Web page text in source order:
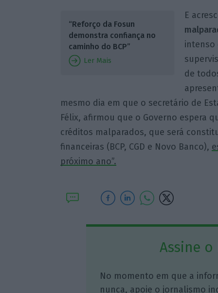
“Reforço da Fosun
demonstra confiança no
caminho do BCP”
Ler Mais
E
intenso
de
mesmo dia em que o secretário de
Félix, afirmou que o Governo espera
créditos malparados, que será
financeiras (BCP, CGD e Novo Banco),
próximo ano”.
Assine o
No momento em que a
nunca, apoie o jornalismo